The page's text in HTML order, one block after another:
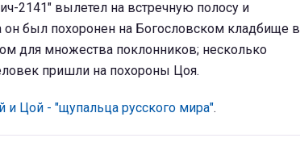
2141" вылетел на встречную полосу и
он был похоронен на Богословском кладбище в
для множества поклонников; несколько
пришли на похороны Цоя.
и Цой - "щупальца русского мира".